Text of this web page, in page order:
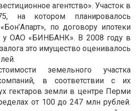
агентство». Участок в
на котором планировалось
по договору ипотеки
у ОАО «БИНБАНК». В 2008 году в
это имущество оценивалось
земельного участка
в соответствии с их
гектаров земли в центре Перми
от 100 до 247 млн рублей.